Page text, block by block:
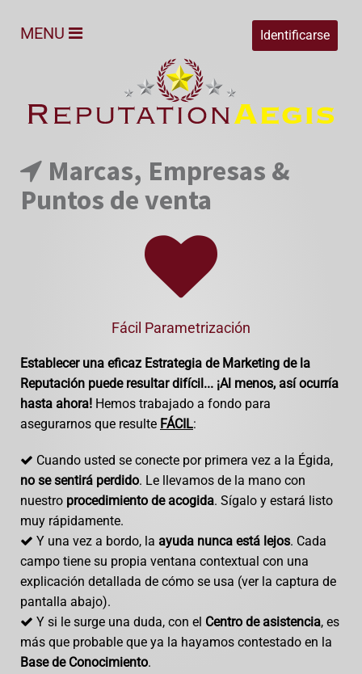
Identificarse
MENU
Marcas, Empresas &
Puntos de venta
Fácil Parametrización
Establecer una eficaz Estrategia de Marketing de la
Reputación puede resultar difícil... ¡Al menos, así ocurría
hasta ahora! Hemos trabajado a fondo para
asegurarnos que resulte FÁCIL:
Cuando usted se conecte por primera vez a la Égida,
no se sentirá perdido. Le llevamos de la mano con
nuestro procedimiento de acogida. Sígalo y estará listo
muy rápidamente.
Y una vez a bordo, la ayuda nunca está lejos. Cada
campo tiene su propia ventana contextual con una
explicación detallada de cómo se usa (ver la captura de
pantalla abajo).
Y si le surge una duda, con el Centro de asistencia, es
más que probable que ya la hayamos contestado en la
Base de Conocimiento.